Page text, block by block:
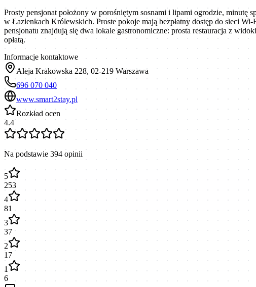
Prosty pensjonat położony w porośniętym sosnami i lipami ogrodzie,
w Łazienkach Królewskich. Proste pokoje mają bezpłatny dostęp do sieci
pensjonatu znajdują się dwa lokale gastronomiczne: prosta restauracja z
opłatą.
Informacje kontaktowe
Aleja Krakowska 228, 02-219 Warszawa
696 070 040
www.smart2stay.pl
Rozkład ocen
4.4
Na podstawie 394 opinii
5
253
4
81
3
37
2
17
1
6